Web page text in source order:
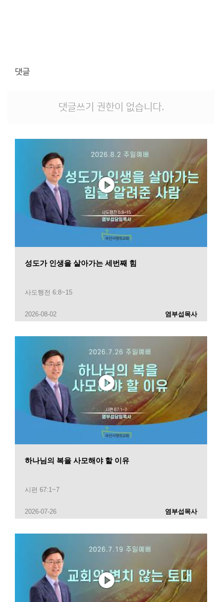
댓글
댓글쓰기 권한이 없습니다.
성도가 인생을 살아가는 세번째 힘
사도행전 6:8~15
2026-08-02 염부섭목사
하나님의 복을 사모해야 할 이유
시편 67:1~7
2026-07-26 염부섭목사